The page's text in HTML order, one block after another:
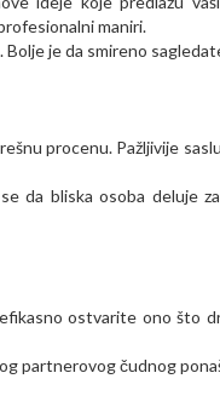
maniri.
je da smireno
procenu. Pažljivije
da bliska osoba deluje
ostvarite ono što
partnerovog čudnog